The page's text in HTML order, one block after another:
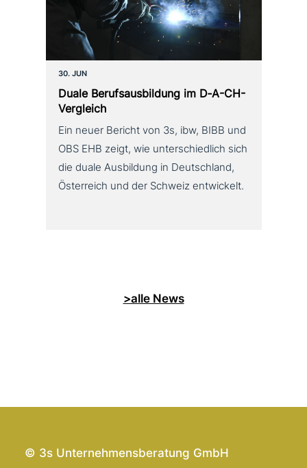
30. JUN
Duale Berufsausbildung im D‑A-CH-
Vergleich
Ein neuer Bericht von 3s, ibw, BIBB und
OBS EHB zeigt, wie unterschiedlich sich
die duale Ausbildung in Deutschland,
Österreich und der Schweiz entwickelt.
>alle News
© 3s Unternehmensberatung GmbH